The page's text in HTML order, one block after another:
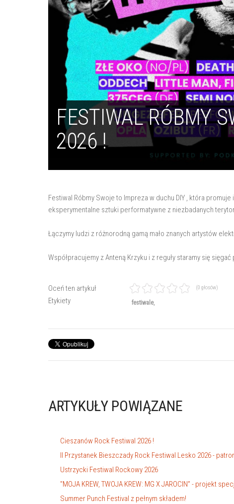
FESTIWAL RÓBMY
2026 !
Festiwal Róbmy Swoje to Impreza w duchu DIY , która
eksperymentalne sztuki performatywne z niezbadanych
Łączymy ludzi z różnorodną gamą mało znanych artystów
Współpracujemy z Anteną Krzyku i z reguły staramy się
Oceń ten artykuł (0 głosów)
Etykiety festiwale
ARTYKUŁY POWIĄZANE
Cieszanów Rock Festiwal 2026 !
II Przystanek Bieszczady Rock Festiwal Lesko 2026 -
Ustrzycki Festiwal Rockowy 2026
"MOJA KREW, TWOJA KREW: MG X JAROCIN” - projekt
Summer Punch Festival z pełnym składem!